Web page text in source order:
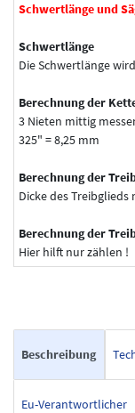
Schwertlänge und
Schwertlänge
Die Schwertlänge
Berechnung der
3 Nieten mittig
325" = 8,25 mm
Berechnung der
Dicke des
Berechnung der
Hier hilft nur zählen !
Beschreibung
Eu-Verantwortlicher